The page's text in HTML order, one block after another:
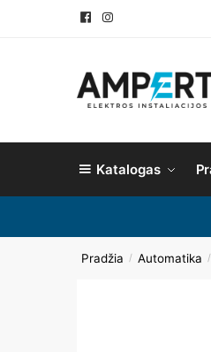
Katalogas
Pradžia / Automatika /